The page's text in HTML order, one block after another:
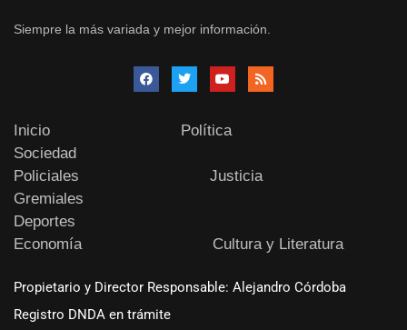
Siempre la más variada y mejor información.
Inicio
Política
Sociedad
Policiales
Justicia
Gremiales
Deportes
Economía
Cultura y Literatura
Propietario y Director Responsable: Alejandro Córdoba
Registro DNDA en trámite